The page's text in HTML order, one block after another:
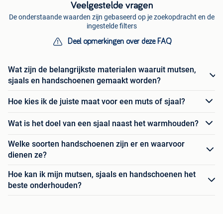
Veelgestelde vragen
De onderstaande waarden zijn gebaseerd op je zoekopdracht en de
ingestelde filters
Deel opmerkingen over deze FAQ
Wat zijn de belangrijkste materialen waaruit mutsen,
sjaals en handschoenen gemaakt worden?
Hoe kies ik de juiste maat voor een muts of sjaal?
Wat is het doel van een sjaal naast het warmhouden?
Welke soorten handschoenen zijn er en waarvoor
dienen ze?
Hoe kan ik mijn mutsen, sjaals en handschoenen het
beste onderhouden?